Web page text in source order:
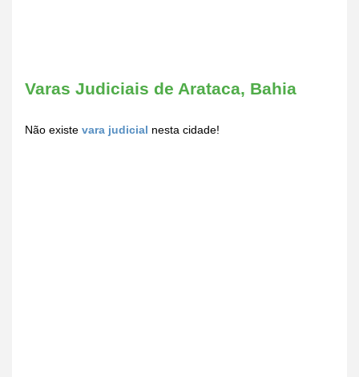
Varas Judiciais de Arataca, Bahia
Não existe vara judicial nesta cidade!